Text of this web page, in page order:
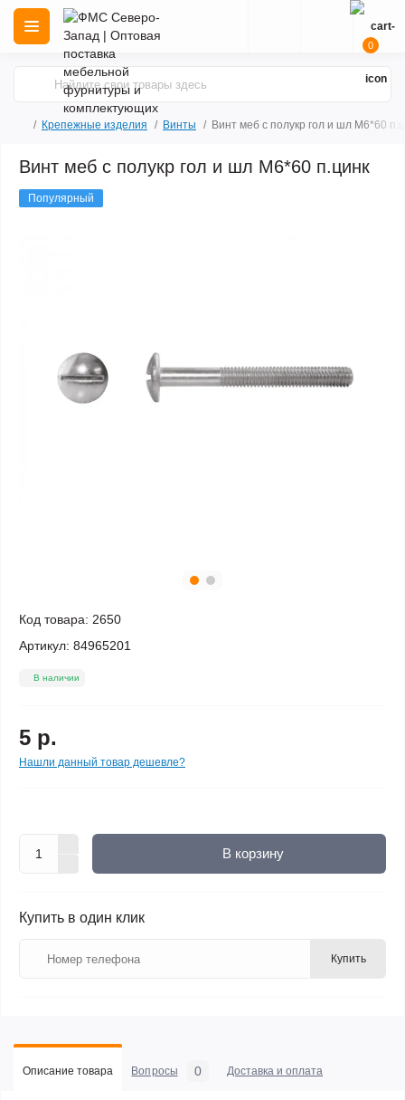
0
Крепежные изделия Винты Винт меб с полукр гол и шл М6*60
Винт меб с полукр гол и шл М6*60 п.цинк
Популярный
Код товара: 2650
Артикул: 84965201
В наличии
5 р.
Нашли данный товар дешевле?
В корзину
Купить в один клик
Купить
Описание товара Вопросы 0 Доставка и оплата